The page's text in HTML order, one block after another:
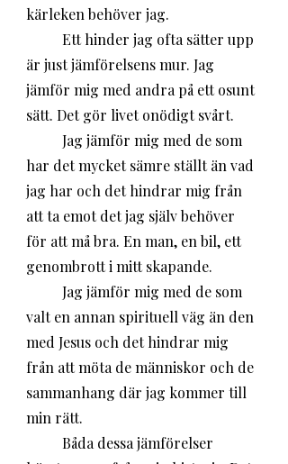
kärleken behöver jag.
är just jämförelsens mur. Jag
jämför mig med andra på ett osunt
sätt. Det gör livet onödigt svårt.
har det mycket sämre ställt än vad
jag har och det hindrar mig från
att ta emot det jag själv behöver
för att må bra. En man, en bil, ett
genombrott i mitt skapande.
valt en annan spirituell väg än den
med Jesus och det hindrar mig
från att möta de människor och de
sammanhang där jag kommer till
min rätt.